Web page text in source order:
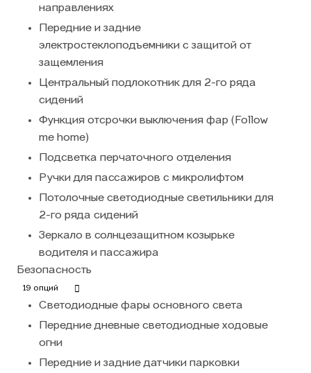
направлениях
Передние и задние
электростеклоподъемники с защитой от
защемления
Центральный подлокотник для 2-го ряда
сидений
Функция отсрочки выключения фар (Follow
me home)
Подсветка перчаточного отделения
Ручки для пассажиров с микролифтом
Потолочные светодиодные светильники для
2-го ряда сидений
Зеркало в солнцезащитном козырьке
водителя и пассажира
Безопасность
19 опций
Светодиодные фары основного света
Передние дневные светодиодные ходовые
огни
Передние и задние датчики парковки